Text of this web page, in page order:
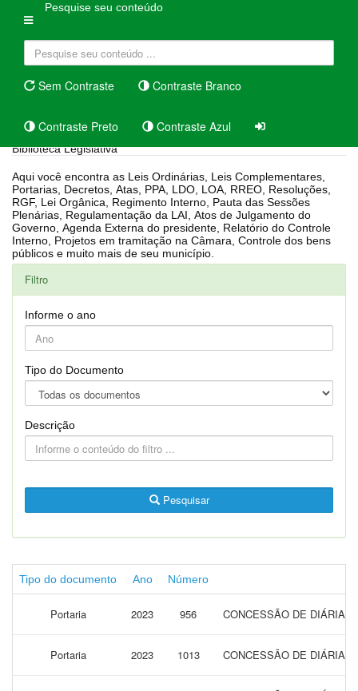
Pesquise seu conteúdo
Sem Contraste Contraste Branco
Contraste Preto Contraste Azul
Biblioteca Legislativa
Aqui você encontra as Leis Ordinárias, Leis Complementares,
Portarias, Decretos, Atas, PPA, LDO, LOA, RREO, Resoluções,
RGF, Lei Orgânica, Regimento Interno, Pauta das Sessões
Plenárias, Regulamentação da LAI, Atos de Julgamento do
Governo, Agenda Externa do presidente, Relatório do Controle
Interno, Projetos em tramitação na Câmara, Controle dos bens
públicos e muito mais de seu município.
Filtro
Informe o ano
Tipo do Documento
Descrição
Pesquisar
Tipo do documento Ano Número
Portaria 2023 956 CONCESSÃO DE DIÁRIAS
Portaria 2023 1013 CONCESSÃO DE DIÁRIAS